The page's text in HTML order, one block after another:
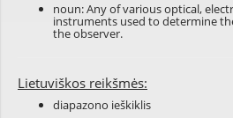
noun: Any of various optical,
instruments used to determine
the observer.
Lietuviškos reikšmės:
diapazono ieškiklis